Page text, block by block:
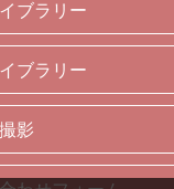
ブラリー
ブラリー
影